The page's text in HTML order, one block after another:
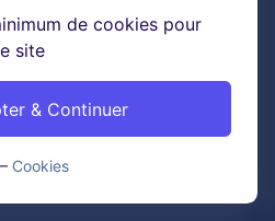
de cookies pour
site
& Continuer
Cookies
de ventes